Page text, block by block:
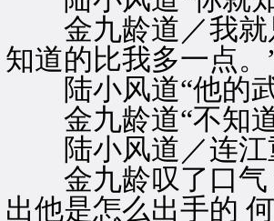
金九龄道／我就
知道的比我多一点。
陆小风道“他的武
金九龄道“不知
陆小风道／连江
金九龄叹了口气
出他是怎么出手的